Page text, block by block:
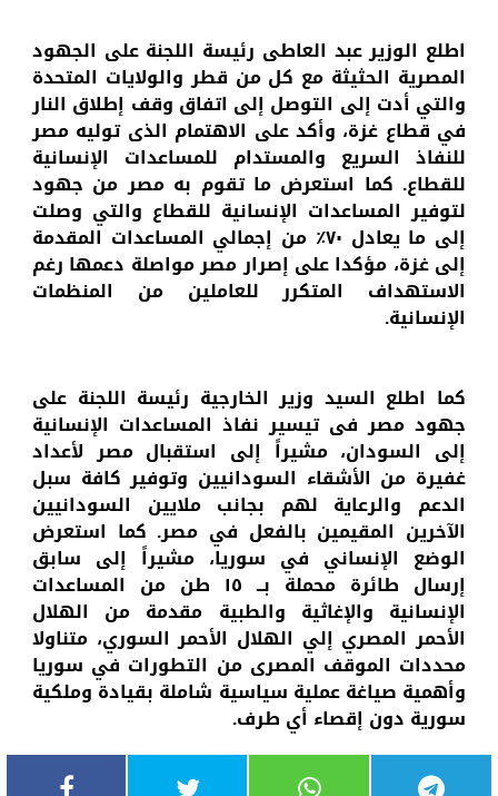
اطلع الوزير عبد العاطى رئيسة اللجنة على الجهود
المصرية الحثيثة مع كل من قطر والولايات المتحدة
والتي أدت إلى التوصل إلى اتفاق وقف إطلاق النار
في قطاع غزة، وأكد على الاهتمام الذى توليه مصر
للنفاذ السريع والمستدام للمساعدات الإنسانية
للقطاع. كما استعرض ما تقوم به مصر من جهود
لتوفير المساعدات الإنسانية للقطاع والتي وصلت
إلى ما يعادل ٧٠٪؜ من إجمالي المساعدات المقدمة
إلى غزة، مؤكدا على إصرار مصر مواصلة دعمها رغم
الاستهداف المتكرر للعاملين من المنظمات
الإنسانية.
كما اطلع السيد وزير الخارجية رئيسة اللجنة على
جهود مصر فى تيسير نفاذ المساعدات الإنسانية
إلى السودان، مشيراً إلى استقبال مصر لأعداد
غفيرة من الأشقاء السودانيين وتوفير كافة سبل
الدعم والرعاية لهم بجانب ملايين السودانيين
الآخرين المقيمين بالفعل في مصر. كما استعرض
الوضع الإنساني في سوريا، مشيراً إلى سابق
إرسال طائرة محملة بــ ١٥ طن من المساعدات
الإنسانية والإغاثية والطبية مقدمة من الهلال
الأحمر المصري إلي الهلال الأحمر السوري، متناولا
محددات الموقف المصرى من التطورات في سوريا
وأهمية صياغة عملية سياسية شاملة بقيادة وملكية
سورية دون إقصاء أي طرف.